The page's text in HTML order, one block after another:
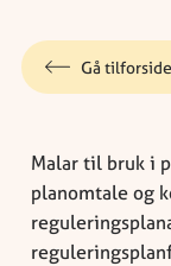
Gå til
Malar til bruk i
planomtale og